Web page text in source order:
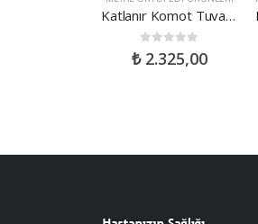
Katlanır Komot Tuvalet Sandalyesi
₺2.325,00